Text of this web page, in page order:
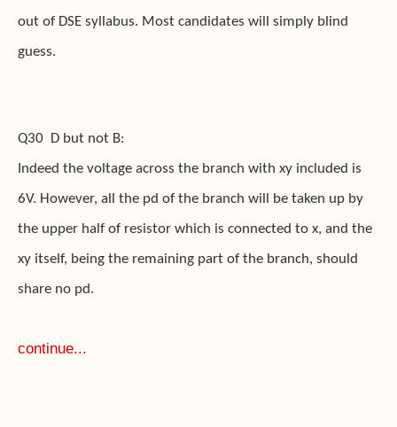
out of DSE syllabus. Most candidates will simply blind
guess.
Q30 D but not B:
Indeed the voltage across the branch with xy included is
6V. However, all the pd of the branch will be taken up by
the upper half of resistor which is connected to x, and the
xy itself, being the remaining part of the branch, should
share no pd.
continue...